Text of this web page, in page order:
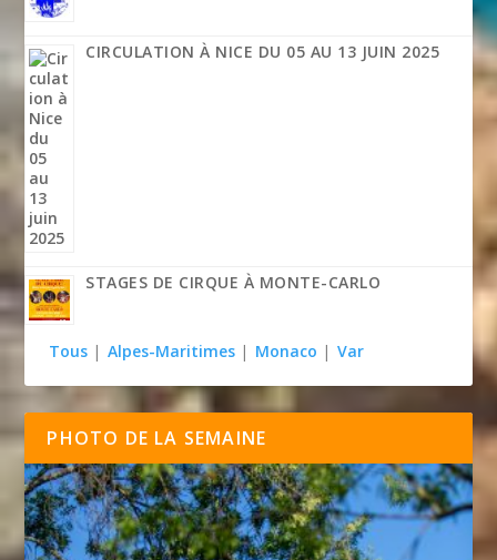
CIRCULATION À NICE DU 05 AU 13 JUIN 2025
STAGES DE CIRQUE À MONTE-CARLO
Tous | Alpes-Maritimes | Monaco | Var
PHOTO DE LA SEMAINE